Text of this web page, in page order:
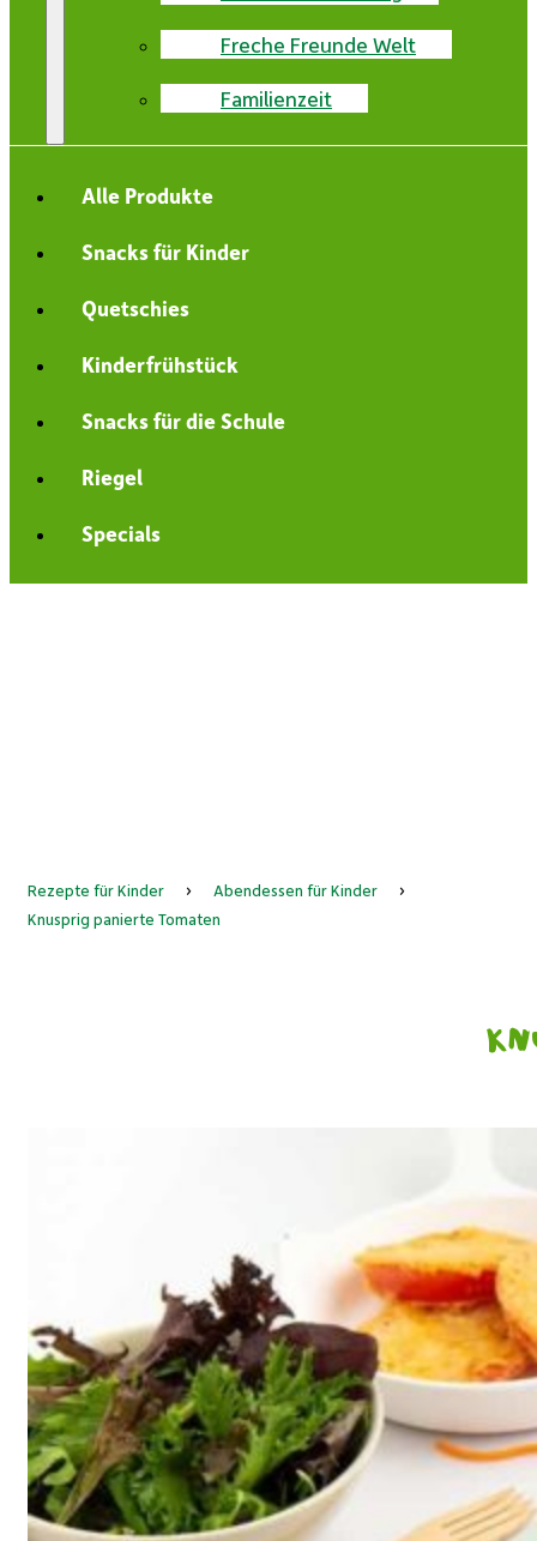
Freche Freunde Welt
Familienzeit
Alle Produkte
Snacks für Kinder
Quetschies
Kinderfrühstück
Snacks für die Schule
Riegel
Specials
Rezepte für Kinder › Abendessen für Kinder
›
Knusprig panierte Tomaten